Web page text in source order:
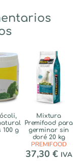
100 g
Mixtura
Premifood para
germinar sin
doré 20 kg
PREMIFOOD
37,30 € IVA